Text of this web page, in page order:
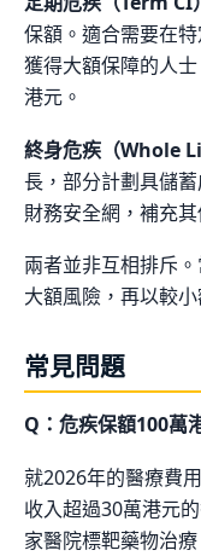
保額。適合需要在特
獲得大額保障的人
港元。
終身危疾（Whole
長，部分計劃具儲
財務安全網，補充
兩者並非互相排斥
大額風險，再以較
常見問題
Q：危疾保額100萬
就2026年的醫療費
收入超過30萬港元
家醫院標靶藥物治